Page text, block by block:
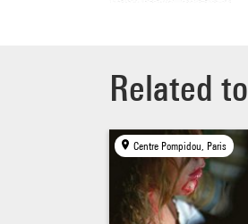
Related to
Centre Pompidou, Paris